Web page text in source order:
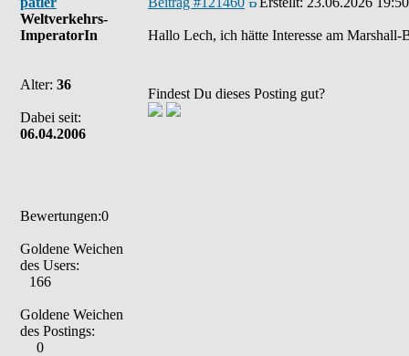
Weltverkehrs-
ImperatorIn
Alter: 36
Dabei seit:
06.04.2006
Bewertungen:0
Goldene Weichen
des Users:
166
Goldene Weichen
des Postings:
0
Hallo Lech, ich hätte Interesse am
Findest Du dieses Posting gut?